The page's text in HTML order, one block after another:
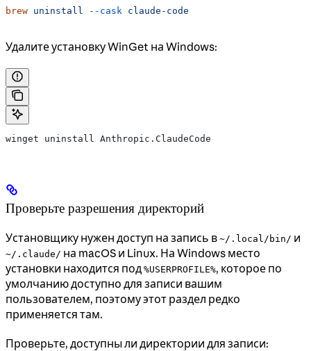
brew uninstall --cask claude-code
Удалите установку WinGet на Windows:
winget uninstall Anthropic.ClaudeCode
Проверьте разрешения директорий
Установщику нужен доступ на запись в ~/.local/bin/ и
~/.claude/ на macOS и Linux. На Windows место
установки находится под %USERPROFILE%, которое по
умолчанию доступно для записи вашим
пользователем, поэтому этот раздел редко
применяется там.
Проверьте, доступны ли директории для записи: